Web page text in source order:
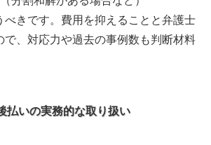
べきです。費用を抑えることと弁護士
で、対応力や過去の事例数も判断材料
払いの実務的な取り扱い